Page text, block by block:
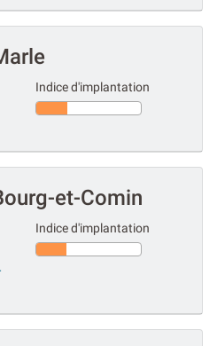
Indice d'implantation
et-Comin
Indice d'implantation